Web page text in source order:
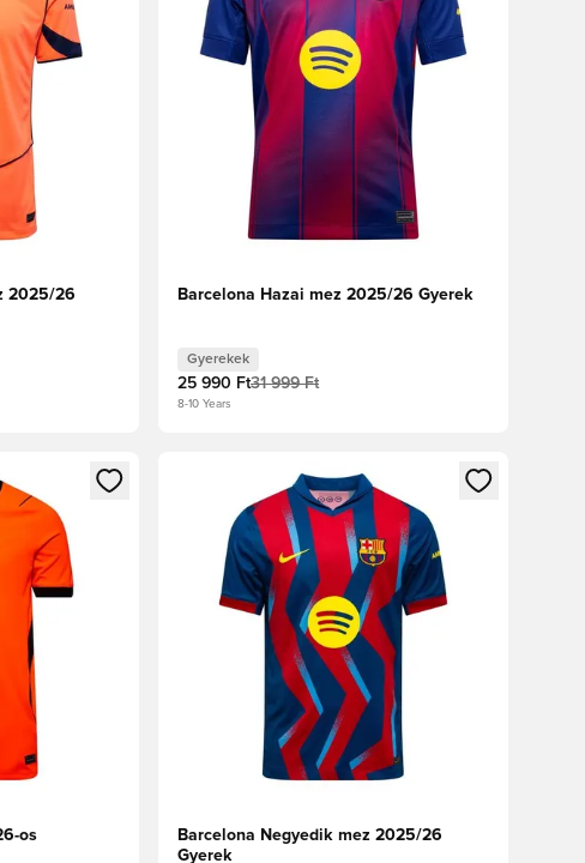
2025/26 Barcelona Hazai mez 2025/26 Gyerek
Gyerekek
25 990 Ft31 999 Ft
8-10 Years
vagy a tagként való regisztrációhoz
os
Megnyit egy modált a bejelentkezéshez vagy a
Barcelona Negyedik mez 2025/26
Gyerek